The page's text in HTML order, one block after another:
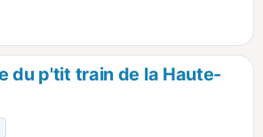
pour l'exemple, cette randonnée
champs retrace l'histoire
du p'tit train de la Haute-